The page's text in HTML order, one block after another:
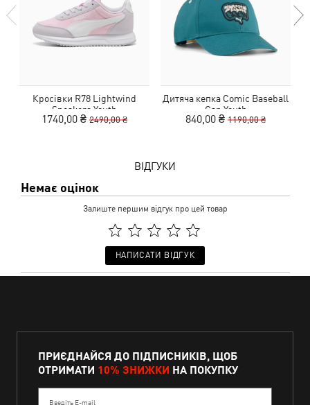
Кросівки R78 Lightwind
Sneakers Youth
1740,00 ₴ 2490,00 ₴
Дитяча кепка Comic Baseball
Cap Youth
840,00 ₴ 1190,00 ₴
ВІДГУКИ
Немає оцінок
Залиште першим відгук про цей товар
НАПИСАТИ ВІДГУК
ПРИЄДНАЙСЯ ДО ПІДПИСНИКІВ, ЩОБ
ОТРИМАТИ 10% ЗНИЖКИ НА ПОКУПКУ
Введіть E-mail